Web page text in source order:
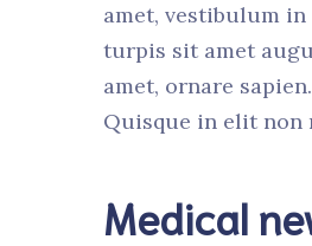
amet, vestibulum
turpis sit amet
amet, ornare
Quisque in elit
Medical